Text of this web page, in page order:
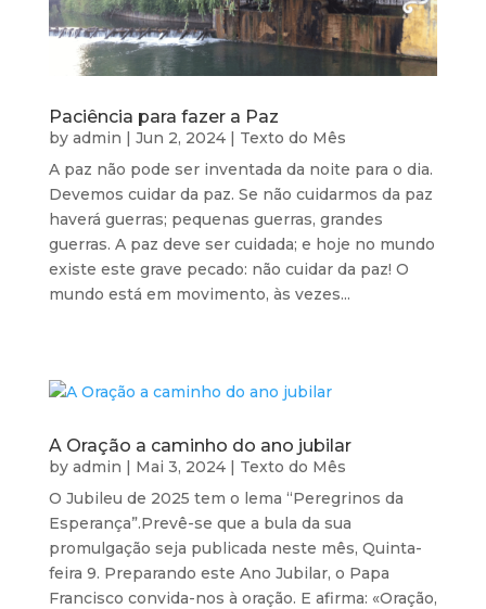
Paciência para fazer a Paz
by admin | Jun 2, 2024| Texto do Mês
A paz não pode ser inventada da noite para o dia.
Devemos cuidar da paz. Se não cuidarmos da paz
haverá guerras; pequenas guerras, grandes
guerras. A paz deve ser cuidada; e hoje no mundo
existe este grave pecado: não cuidar da paz! O
mundo está em movimento, às vezes...
A Oração a caminho do ano jubilar
by admin | Mai 3, 2024| Texto do Mês
O Jubileu de 2025 tem o lema “Peregrinos da
Esperança”.Prevê-se que a bula da sua
promulgação seja publicada neste mês, Quinta-
feira 9. Preparando este Ano Jubilar, o Papa
Francisco convida-nos à oração. E afirma: «Oração,